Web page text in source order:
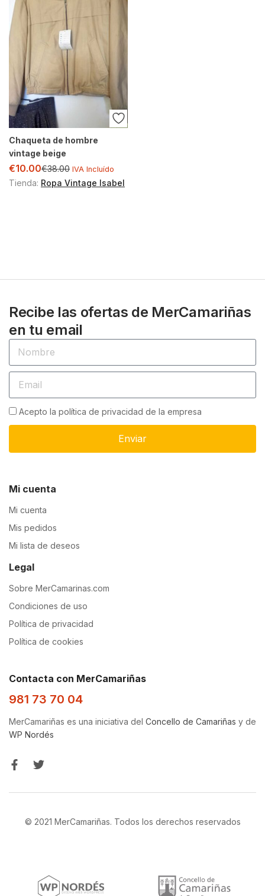
Chaqueta de hombre
vintage beige
€10.00€38.00 IVA Incluído
Tienda: Ropa Vintage Isabel
Recibe las ofertas de MerCamariñas
en tu email
Acepto la política de privacidad de la empresa
Enviar
Mi cuenta
Mi cuenta
Mis pedidos
Mi lista de deseos
Legal
Sobre MerCamarinas.com
Condiciones de uso
Política de privacidad
Política de cookies
Contacta con MerCamariñas
981 73 70 04
MerCamariñas es una iniciativa del Concello de Camariñas y de
WP Nordés
© 2021 MerCamariñas. Todos los derechos reservados